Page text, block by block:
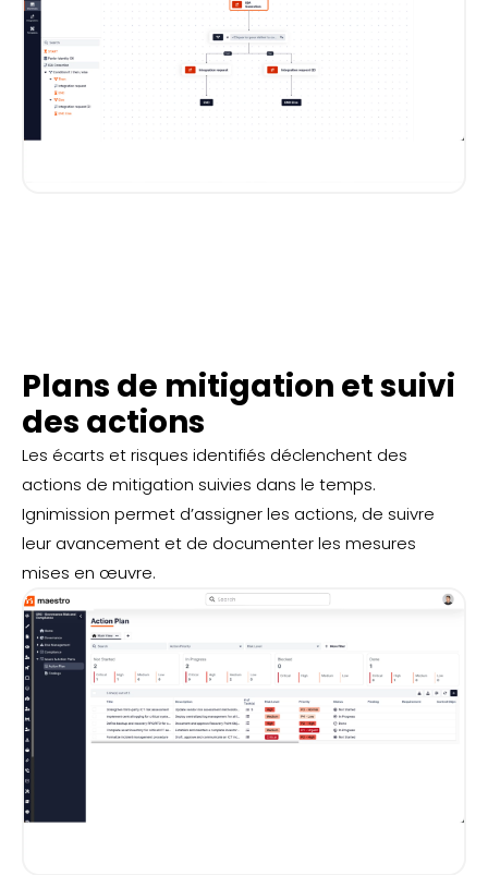
Plans de mitigation et suivi
des actions
Les écarts et risques identifiés déclenchent des
actions de mitigation suivies dans le temps.
Ignimission permet d’assigner les actions, de suivre
leur avancement et de documenter les mesures
mises en œuvre.